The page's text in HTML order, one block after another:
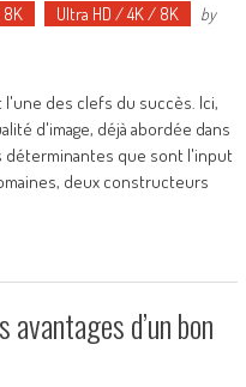
Ultra HD / 4K / 8K
by
des clefs du succès. Ici,
d'image, déjà abordée dans
déterminantes que sont l'input
deux constructeurs
d’un bon